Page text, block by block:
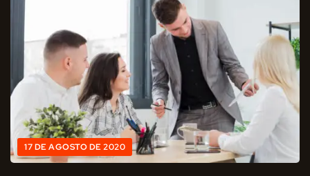
17 DE AGOSTO DE 2020